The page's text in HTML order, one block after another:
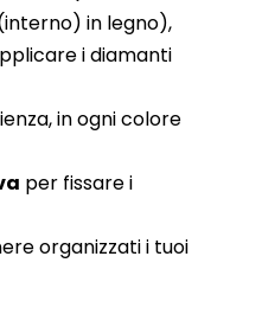
in legno),
i diamanti
in ogni colore
per fissare i
organizzati i tuoi